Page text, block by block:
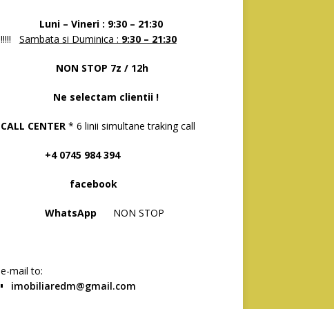
Luni – Vineri : 9:30 – 21:30
!!!!! Sambata si Duminica : 9:30 – 21:30
NON STOP 7z / 12h
Ne selectam clientii !
CALL CENTER* 6 linii simultane traking call
+4 0745 984 394
facebook
WhatsApp NON STOP
e-mail to:
imobiliaredm@gmail.com